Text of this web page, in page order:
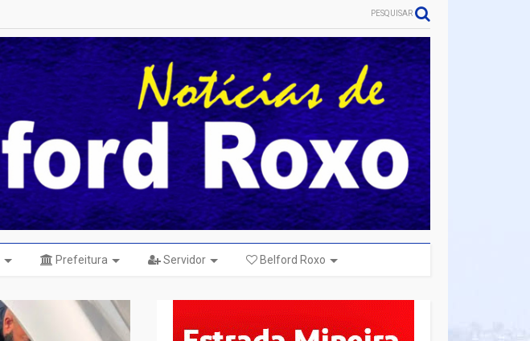
PESQUISAR
Prefeitura Servidor Belford Roxo